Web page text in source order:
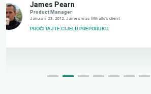
Stefano Netti
Senior Software Developer
November 6, 2025, Stefano worked with Mihajlo
PROČITAJTE CIJELU PREPORUKU